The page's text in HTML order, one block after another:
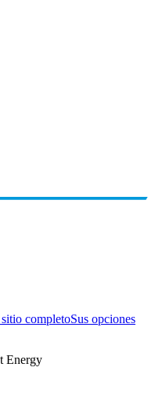
completoSus opciones
Energy